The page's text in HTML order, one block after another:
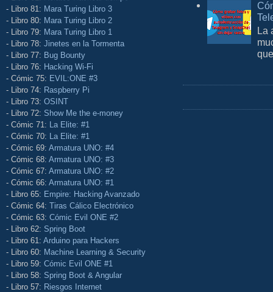
- Libro 81: Mara Turing Libro 3
- Libro 80: Mara Turing Libro 2
- Libro 79: Mara Turing Libro 1
- Libro 78: Jinetes en la Tormenta
- Libro 77: Bug Bounty
- Libro 76: Hacking Wi-Fi
- Cómic 75: EVIL:ONE #3
- Libro 74: Raspberry Pi
- Libro 73: OSINT
- Libro 72: Show Me the e-money
- Cómic 71: La Elite: #1
- Cómic 70: La Elite: #1
- Cómic 69: Armatura UNO: #4
- Cómic 68: Armatura UNO: #3
- Cómic 67: Armatura UNO: #2
- Cómic 66: Armatura UNO: #1
- Libro 65: Empire: Hacking Avanzado
- Cómic 64: Tiras Cálico Electrónico
- Cómic 63: Cómic Evil ONE #2
- Libro 62: Spring Boot
- Libro 61: Arduino para Hackers
- Libro 60: Machine Learning & Security
- Libro 59: Cómic Evil ONE #1
- Libro 58: Spring Boot & Angular
- Libro 57: Riesgos Internet
La